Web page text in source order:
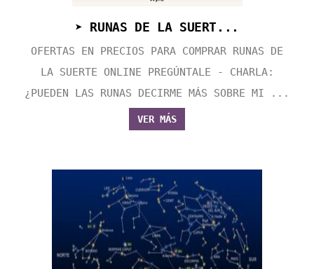
➤ RUNAS DE LA SUERT...
OFERTAS EN PRECIOS PARA COMPRAR RUNAS DE
LA SUERTE ONLINE PREGÚNTALE - CHARLA:
¿PUEDEN LAS RUNAS DECIRME MÁS SOBRE MI ...
VER MÁS